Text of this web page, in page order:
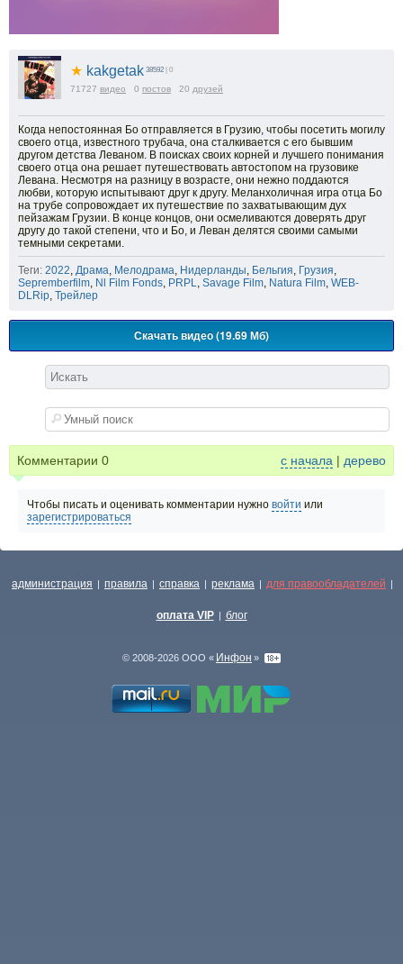
★ kakgetak 38592 | 0
71727 видео 0 постов 20 друзей
Когда непостоянная Бо отправляется в Грузию, чтобы посетить могилу
своего отца, известного трубача, она сталкивается с его бывшим
другом детства Леваном. В поисках своих корней и лучшего понимания
своего отца она решает путешествовать автостопом на грузовике
Левана. Несмотря на разницу в возрасте, они нежно поддаются
любви, которую испытывают друг к другу. Меланхоличная игра отца Бо
на трубе сопровождает их путешествие по захватывающим дух
пейзажам Грузии. В конце концов, они осмеливаются доверять друг
другу до такой степени, что и Бо, и Леван делятся своими самыми
темными секретами.
Теги: 2022 Драма Мелодрама Нидерланды Бельгия Грузия
Sepremberfilm Nl Film Fonds PRPL Savage Film Natura Film WEB-
DLRip Трейлер
Скачать видео (19.69 Мб)
Комментарии 0 с начала | дерево
Чтобы писать и оценивать комментарии нужно войти или
зарегистрироваться
администрация | правила | справка | реклама | для правообладателей |
оплата VIP | блог
© 2008-2026 ООО « Инфон »